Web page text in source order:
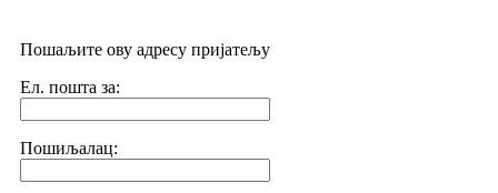
Пошаљите ову адресу пријатељу
Ел. пошта за:
Пошиљалац: